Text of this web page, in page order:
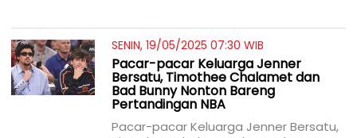
SENIN, 19/05/2025 07:30 WIB
Pacar-pacar Keluarga Jenner
Bersatu, Timothee Chalamet dan
Bad Bunny Nonton Bareng
Pertandingan NBA
Pacar-pacar Keluarga Jenner Bersatu,